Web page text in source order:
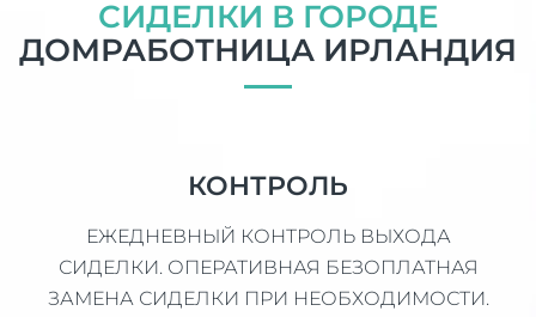
СИДЕЛКИ В ГОРОДЕ
ДОМРАБОТНИЦА ИРЛАНДИЯ
КОНТРОЛЬ
ЕЖЕДНЕВНЫЙ КОНТРОЛЬ ВЫХОДА
СИДЕЛКИ. ОПЕРАТИВНАЯ БЕЗОПЛАТНАЯ
ЗАМЕНА СИДЕЛКИ ПРИ НЕОБХОДИМОСТИ.